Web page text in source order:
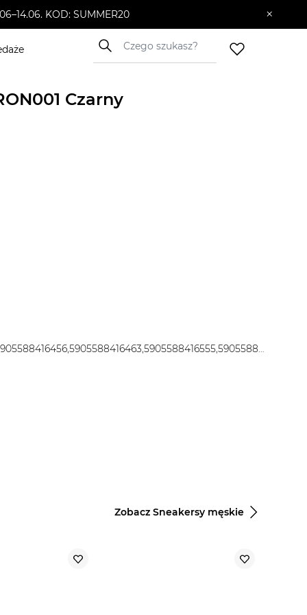
KOD: SUMMER20 ×
Czarny
5905588416395,5905588416432,5905588416449,5905588416456,5905588416463,5905588416555,5905588416562
Zobacz Sneakersy męskie